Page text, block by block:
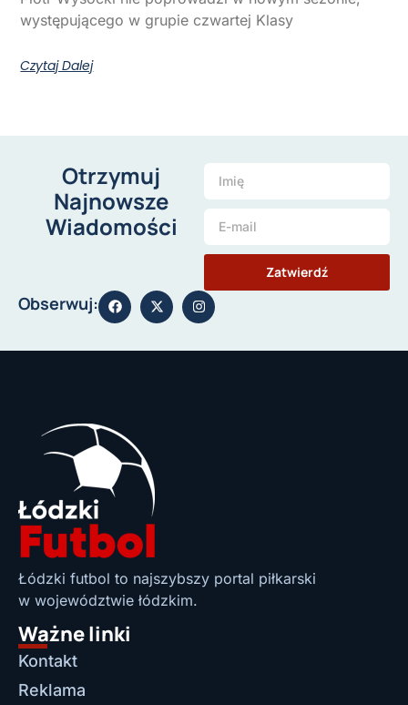
występującego w grupie czwartej Klasy
Czytaj Dalej
Otrzymuj
Najnowsze
Wiadomości
Zatwierdź
Obserwuj:
Łódzki futbol to najszybszy portal piłkarski
w województwie łódzkim.
Ważne linki
Kontakt
Reklama